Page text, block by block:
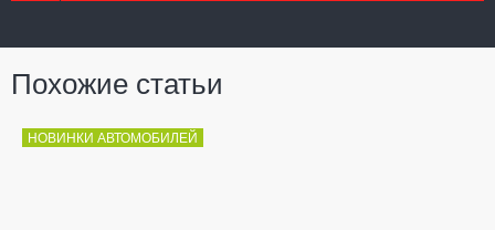
Похожие статьи
НОВИНКИ АВТОМОБИЛЕЙ